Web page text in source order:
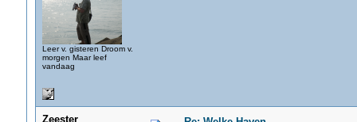
Leer v. gisteren Droom v.
morgen Maar leef
vandaag
Zeester